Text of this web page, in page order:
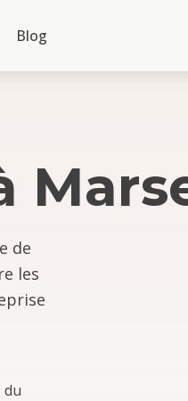
Blog
de
les
du